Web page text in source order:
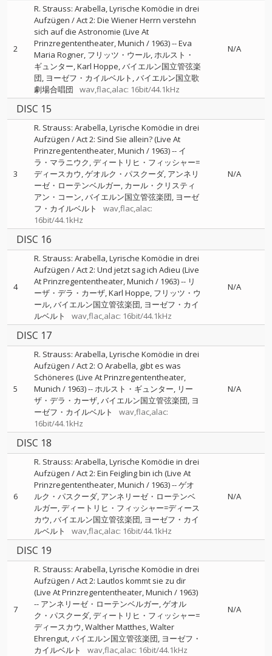
2
R. Strauss: Arabella, Lyrische Komödie in drei
Aufzügen / Act 2: Die Wiener Herrn verstehn
sich auf die Astronomie (Live At
Prinzregententheater, Munich / 1963)--Eva
Maria Rogner フリッツ・ウール ホルスト・
ギュンター Karl Hoppe バイエルン国立管弦楽
団 ヨーゼフ・カイルベルト バイエルン国立歌
劇場合唱団
wav,flac,alac: 16bit/44.1kHz
N/A
DISC 15
3
R. Strauss: Arabella, Lyrische Komödie in drei
Aufzügen / Act 2: Sind Sie allein? (Live At
Prinzregententheater, Munich / 1963)-- イ
ラ・マラニウク ディートリヒ・フィッシャー=
ディースカウ ゲオルク・パスクーダ アンネリ
ーゼ・ローテンベルガー カール・クリスティ
アン・コーン バイエルン国立管弦楽団 ヨーゼ
フ・カイルベルト
wav,flac,alac:
16bit/44.1kHz
N/A
DISC 16
4
R. Strauss: Arabella, Lyrische Komödie in drei
Aufzügen / Act 2: Und jetzt sag ich Adieu (Live
At Prinzregententheater, Munich / 1963)-- リ
ーザ・デラ・カーザ Karl Hoppe フリッツ・ウ
ール バイエルン国立管弦楽団 ヨーゼフ・カイ
ルベルト
wav,flac,alac: 16bit/44.1kHz
N/A
DISC 17
5
R. Strauss: Arabella, Lyrische Komödie in drei
Aufzügen / Act 2: O Arabella, gibt es was
Schöneres (Live At Prinzregententheater,
Munich / 1963)--ホルスト・ギュンター リー
ザ・デラ・カーザ バイエルン国立管弦楽団 ヨ
ーゼフ・カイルベルト
wav,flac,alac:
16bit/44.1kHz
N/A
DISC 18
6
R. Strauss: Arabella, Lyrische Komödie in drei
Aufzügen / Act 2: Ein Feigling bin ich (Live At
Prinzregententheater, Munich / 1963)--ゲオ
ルク・パスクーダ アンネリーゼ・ローテンベ
ルガー ディートリヒ・フィッシャー=ディース
カウ バイエルン国立管弦楽団 ヨーゼフ・カイ
ルベルト
wav,flac,alac: 16bit/44.1kHz
N/A
DISC 19
7
R. Strauss: Arabella, Lyrische Komödie in drei
Aufzügen / Act 2: Lautlos kommt sie zu dir
(Live At Prinzregententheater, Munich / 1963)
-- アンネリーゼ・ローテンベルガー ゲオル
ク・パスクーダ ディートリヒ・フィッシャー=
ディースカウ Walther Matthes Walter
Ehrengut バイエルン国立管弦楽団 ヨーゼフ・
カイルベルト
wav,flac,alac: 16bit/44.1kHz
N/A